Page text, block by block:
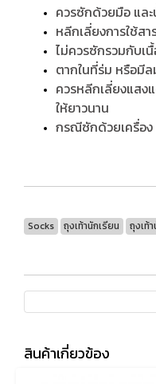
ควรซักด้วยมือ แล
หลีกเลี่ยงการใช้ส
ไม่ควรซักรวมกับเ
ตากในที่ร่ม หรือมีล
ควรหลีกเลี่ยงแส
ให้ยาวนาน
กรณีซักด้วยเครื่อง
Socks ถุงเท้านักเรียน ถุงเท้
สินค้าเกี่ยวข้อง